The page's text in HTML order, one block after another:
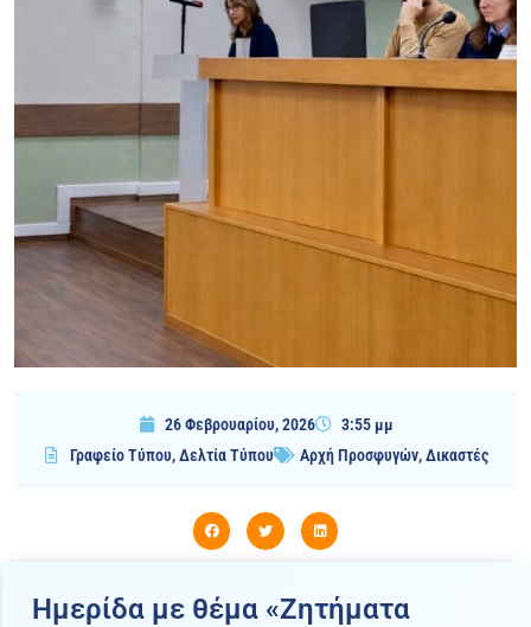
26 Φεβρουαρίου, 2026
3:55 μμ
Γραφείο Τύπου,Δελτία Τύπου Αρχή Προσφυγών,Δικαστές
Ημερίδα με θέμα «Ζητήματα